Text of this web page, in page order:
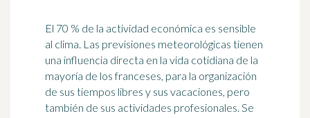
El 70 % de la actividad económica es sensible
al clima. Las previsiones meteorológicas tienen
una influencia directa en la vida cotidiana de la
mayoría de los franceses, para la organización
de sus tiempos libres y sus vacaciones, pero
también de sus actividades profesionales. Se